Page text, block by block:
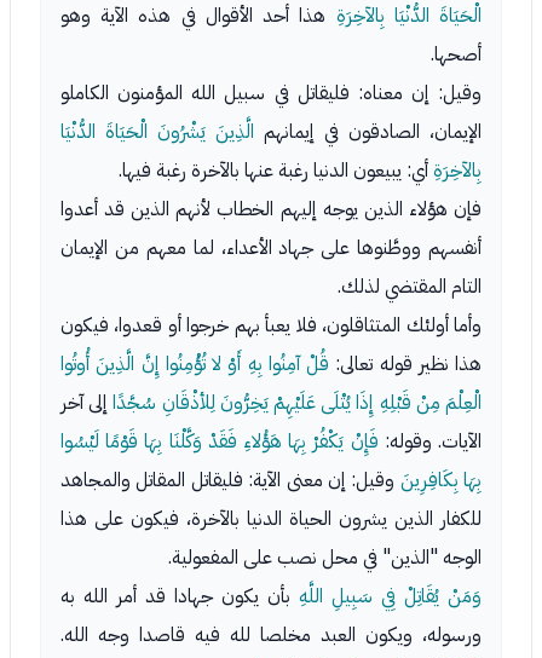
الْحَيَاةَ الدُّنْيَا بِالآخِرَةِ هذا أحد الأقوال في هذه الآية وهو
أصحها.
وقيل: إن معناه: فليقاتل في سبيل الله المؤمنون الكاملو
الإيمان، الصادقون في إيمانهم الَّذِينَ يَشْرُونَ الْحَيَاةَ الدُّنْيَا
بِالآخِرَةِأي: يبيعون الدنيا رغبة عنها بالآخرة رغبة فيها.
فإن هؤلاء الذين يوجه إليهم الخطاب لأنهم الذين قد أعدوا
أنفسهم ووطَّنوها على جهاد الأعداء، لما معهم من الإيمان
التام المقتضي لذلك.
وأما أولئك المتثاقلون، فلا يعبأ بهم خرجوا أو قعدوا، فيكون
هذا نظير قوله تعالى: قُلْ آمِنُوا بِهِ أَوْ لا تُؤْمِنُوا إِنَّ الَّذِينَ أُوتُوا
الْعِلْمَ مِنْ قَبْلِهِ إِذَا يُتْلَى عَلَيْهِمْ يَخِرُّونَ لِلأذْقَانِ سُجَّدًاإلى آخر
الآيات. وقوله: فَإِنْ يَكْفُرْ بِهَا هَؤُلاءِ فَقَدْ وَكَّلْنَا بِهَا قَوْمًا لَيْسُوا
بِهَا بِكَافِرِينَ وقيل: إن معنى الآية: فليقاتل المقاتل والمجاهد
للكفار الذين يشرون الحياة الدنيا بالآخرة، فيكون على هذا
الوجه "الذين" في محل نصب على المفعولية.
وَمَنْ يُقَاتِلْ فِي سَبِيلِ اللَّهِ بأن يكون جهادا قد أمر الله به
ورسوله، ويكون العبد مخلصا لله فيه قاصدا وجه الله.